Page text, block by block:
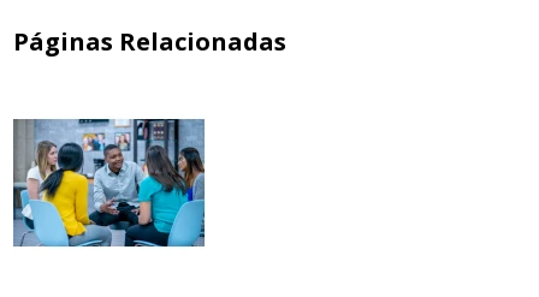
Páginas Relacionadas